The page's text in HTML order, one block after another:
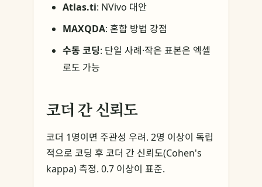
Atlas.ti: NVivo 대안
MAXQDA: 혼합 방법 강점
수동 코딩: 단일 사례·작은 표본은 엑셀
로도 가능
코더 간 신뢰도
코더 1명이면 주관성 우려. 2명 이상이 독립
적으로 코딩 후 코더 간 신뢰도(Cohen's
kappa) 측정. 0.7 이상이 표준.